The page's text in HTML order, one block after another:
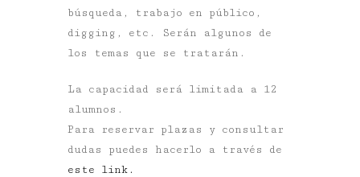
búsqueda, trabajo en público,
digging, etc. Serán algunos de
los temas que se tratarán.
La capacidad será limitada a 12
alumnos.
Para reservar plazas y consultar
dudas puedes hacerlo a través de
este link.